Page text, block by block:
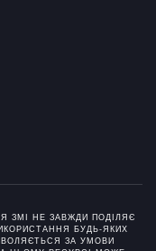
ЗМІ НЕ ЗАВЖДИ ПОДІЛЯЄ
БУДЬ-ЯКИХ
ЗА УМОВИ